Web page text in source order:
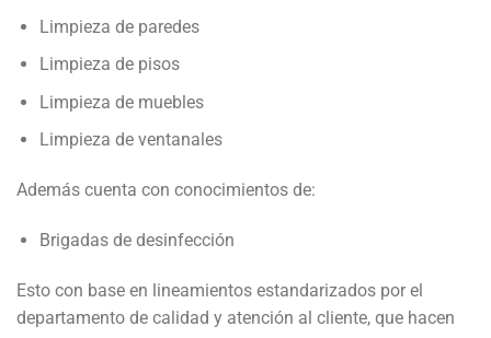
Limpieza de paredes
Limpieza de pisos
Limpieza de muebles
Limpieza de ventanales
Además cuenta con conocimientos de:
Brigadas de desinfección
Esto con base en lineamientos estandarizados por el
departamento de calidad y atención al cliente, que hacen